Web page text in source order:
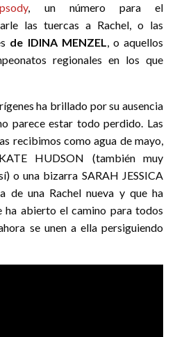
, un número para el
las tuercas a Rachel, o las
de IDINA MENZEL, o aquellos
regionales en los que
ha brillado por su ausencia
parece estar todo perdido. Las
recibimos como agua de mayo,
HUDSON (también muy
o una bizarra SARAH JESSICA
de una Rachel nueva y que ha
ha abierto el camino para todos
se unen a ella persiguiendo